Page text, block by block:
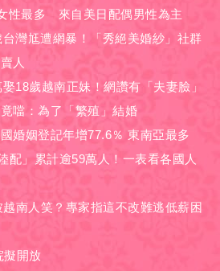
性最多 來自美日配偶男性為主
灣尪遭網暴！「秀絕美婚紗」社群
人
18歲越南正妹！網讚有「夫妻臉」
噹：為了「繁殖」結婚
婚姻登記年增77.6％ 東南亞最多
配」累計逾59萬人！一表看各國人
南人笑？專家指這不改難逃低薪困
擬開放